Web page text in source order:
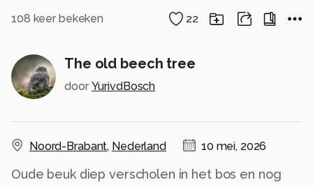
108 keer bekeken 22
The old beech tree
door YurivdBosch
Noord-Brabant, Nederland 10 mei, 2026
Oude beuk diep verscholen in het bos en nog